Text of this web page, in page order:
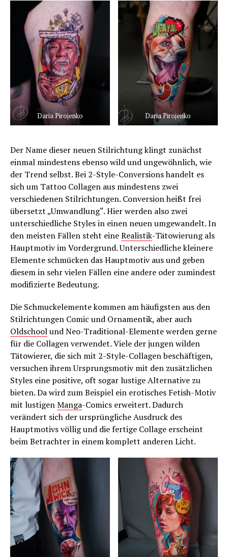
Daria Pirojenko Daria Pirojenko
Der Name dieser neuen Stilrichtung klingt zunächst
einmal mindestens ebenso wild und ungewöhnlich, wie
der Trend selbst. Bei 2-Style-Conversions handelt es
sich um Tattoo Collagen aus mindestens zwei
verschiedenen Stilrichtungen. Conversion heißt frei
übersetzt „Umwandlung“. Hier werden also zwei
unterschiedliche Styles in einen neuen umgewandelt. In
den meisten Fällen steht eineRealistik-Tätowierung als
Hauptmotiv im Vordergrund. Unterschiedliche kleinere
Elemente schmücken das Hauptmotiv aus und geben
diesem in sehr vielen Fällen eine andere oder zumindest
modifizierte Bedeutung.
Die Schmuckelemente kommen am häufigsten aus den
Stilrichtungen Comic und Ornamentik, aber auch
Oldschoolund Neo-Traditional-Elemente werden gerne
für die Collagen verwendet. Viele der jungen wilden
Tätowierer, die sich mit 2-Style-Collagen beschäftigen,
versuchen ihrem Ursprungsmotiv mit den zusätzlichen
Styles eine positive, oft sogar lustige Alternative zu
bieten. Da wird zum Beispiel ein erotisches Fetish-Motiv
mit lustigenManga-Comics erweitert. Dadurch
verändert sich der ursprüngliche Ausdruck des
Hauptmotivs völlig und die fertige Collage erscheint
beim Betrachter in einem komplett anderen Licht.